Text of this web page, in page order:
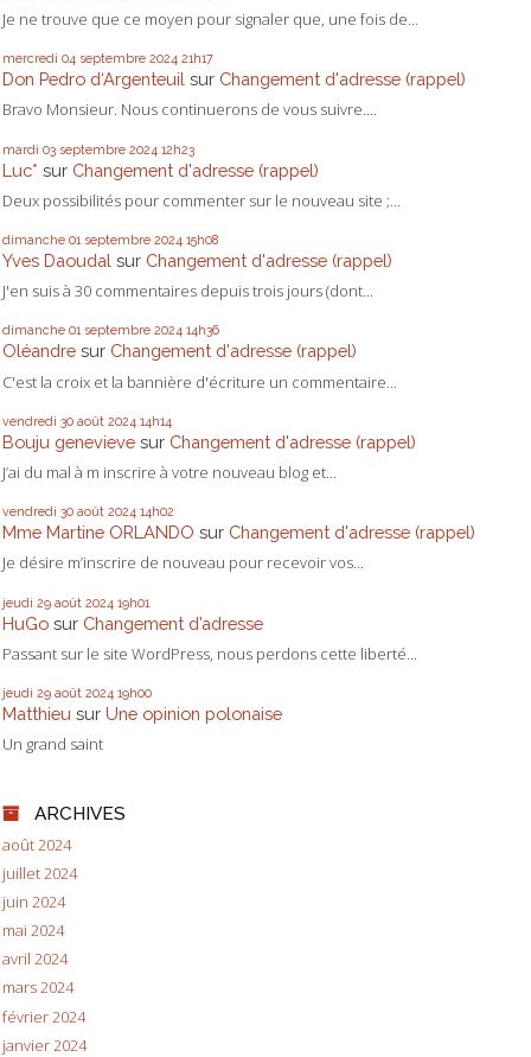
Je ne trouve que ce moyen pour signaler que, une fois de...
mercredi 04 septembre 2024 21h17
Don Pedro d‘Argenteuil sur Changement d'adresse (rappel)
Bravo Monsieur. Nous continuerons de vous suivre....
mardi 03 septembre 2024 12h23
Luc* sur Changement d'adresse (rappel)
Deux possibilités pour commenter sur le nouveau site ;...
dimanche 01 septembre 2024 15h08
Yves Daoudal sur Changement d'adresse (rappel)
J'en suis à 30 commentaires depuis trois jours (dont...
dimanche 01 septembre 2024 14h36
Oléandre sur Changement d'adresse (rappel)
C'est la croix et la bannière d'écriture un commentaire...
vendredi 30 août 2024 14h14
Bouju genevieve sur Changement d'adresse (rappel)
J’ai du mal à m inscrire à votre nouveau blog et...
vendredi 30 août 2024 14h02
Mme Martine ORLANDO sur Changement d'adresse (rappel)
Je désire m’inscrire de nouveau pour recevoir vos...
jeudi 29 août 2024 19h01
HuGo sur Changement d’adresse
Passant sur le site WordPress, nous perdons cette liberté...
jeudi 29 août 2024 19h00
Matthieu sur Une opinion polonaise
Un grand saint
ARCHIVES
août 2024
juillet 2024
juin 2024
mai 2024
avril 2024
mars 2024
février 2024
janvier 2024